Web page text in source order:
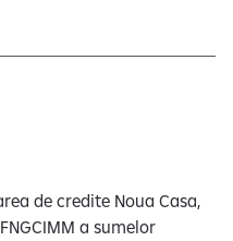
e
de credite Noua Casa,
a sumelor